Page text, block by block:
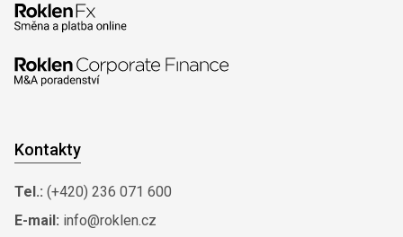
Kontakty
Tel.: (+420) 236 071 600
E-mail: info@roklen.cz